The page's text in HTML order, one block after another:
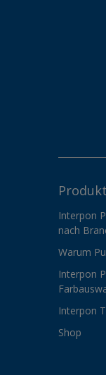
Interpon
nach
Warum
Interpon
Interpon
Shop